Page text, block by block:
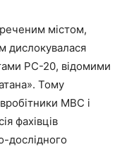
містом,
дислокувалася
РС-20, відомими
Тому
МВС і
фахівців
дослідного